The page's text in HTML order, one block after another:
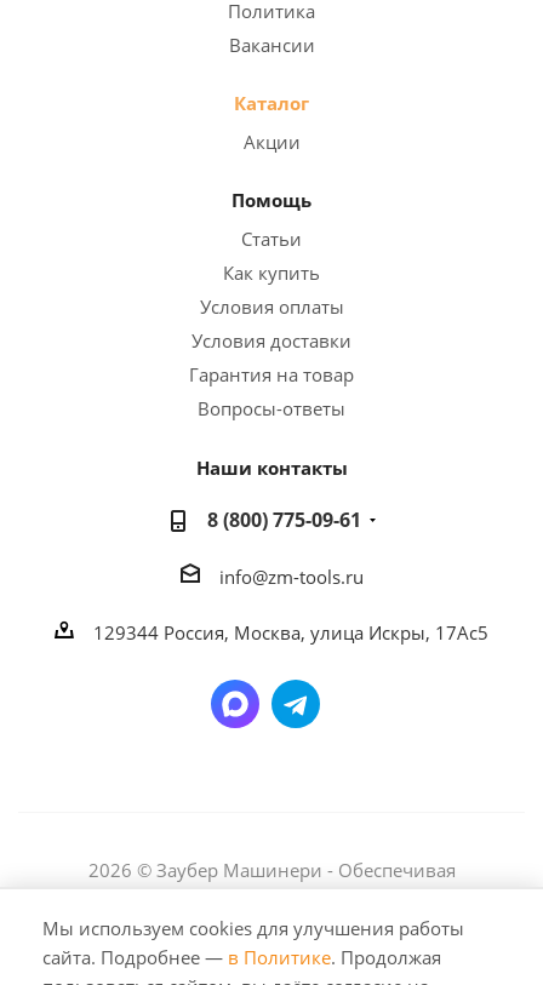
Политика
Вакансии
Каталог
Акции
Помощь
Статьи
Как купить
Условия оплаты
Условия доставки
Гарантия на товар
Вопросы-ответы
Наши контакты
8 (800) 775-09-61
info@zm-tools.ru
129344 Россия, Москва, улица Искры, 17Ас5
2026 © Заубер Машинери - Обеспечивая
использование либо копирование материалов или
подборки материалов сайта, элементов дизайна и
Мы используем cookies для улучшения работы
сайта. Подробнее — в Политике. Продолжая